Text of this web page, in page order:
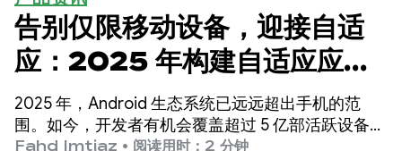
告别仅限移动设备，迎接自适
应：2025 年构建自适应应用
的三项重要更新
2025 年，Android 生态系统已远远超出手机的范
围。如今，开发者有机会覆盖超过 5 亿部活跃设备，
包括可折叠设备、平板电脑、XR 设备、
Fahd Imtiaz • 阅读用时：2 分钟